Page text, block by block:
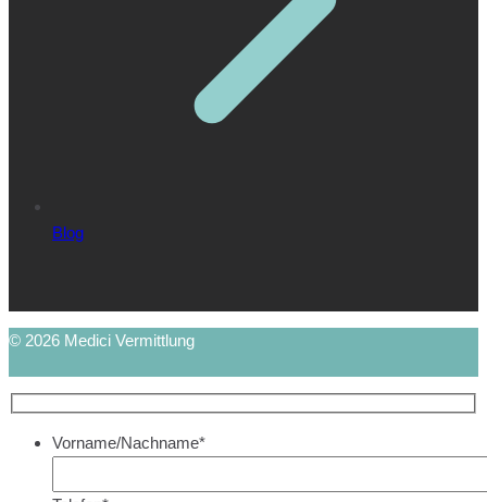
Blog
© 2026 Medici Vermittlung
Vorname/Nachname*